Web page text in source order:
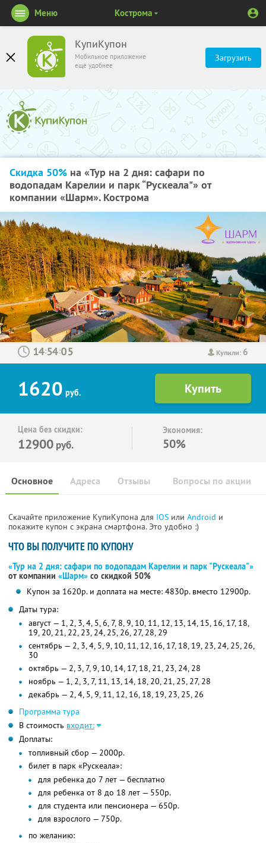
КупиКупон
Мобильное приложение
ещё удобнее
Загрузить
Меню Кострома
Скидка 50% на «Тур на 2 дня: сафари по
водопадам Карелии и парк “Рускеала"» от
компании «Шарм». Кострома
Купили: 6
: :
1620 руб.
Цена без скидки:
12900 руб.
Экономия:
50%
Основное Отзывы Вопросы по акции
Адреса
Скачайте приложение КупиКупона для IOS или Android и
покажите купон с экрана смартфона. Это удобно :)
ЧТО ВЫ ПОЛУЧИТЕ ПО КУПОНУ
«Тур на 2 дня: сафари по водопадам Карелии и парк "Рускеала"»
от компании «Шарм» со скидкой 50%
Купон за 1620р. и доплата на месте: 4830р. вместо 12900р.
Даты тура:
август — 1, 2, 3, 4, 5, 6, 7, 8, 9, 10, 11, 12, 13, 14, 15, 16, 17, 18,
19, 20, 21, 22, 23, 24, 25, 26, 27, 28, 29
сентябрь — 2, 3, 4, 5, 9, 10, 11, 12, 16, 17, 18, 19, 23, 24, 25, 26,
30
октябрь — 2, 3, 7, 9, 10, 14, 17, 18, 21, 23, 24, 28
ноябрь — 1, 2, 3, 7, 11, 13, 14, 18, 20, 21, 25, 27, 28
декабрь — 2, 4, 5, 9, 11, 12, 16, 18, 19, 23, 25, 26
Программа тура
В стоимость входит:
Доплаты:
топливный сбор — 2000р.
билет в парк «Рускеала»:
для ребенка до 7 лет — бесплатно
для ребенка от 8 до 18 лет — 550р.
для студента или пенсионера — 650р.
для взрослого — 750р.
по желанию: